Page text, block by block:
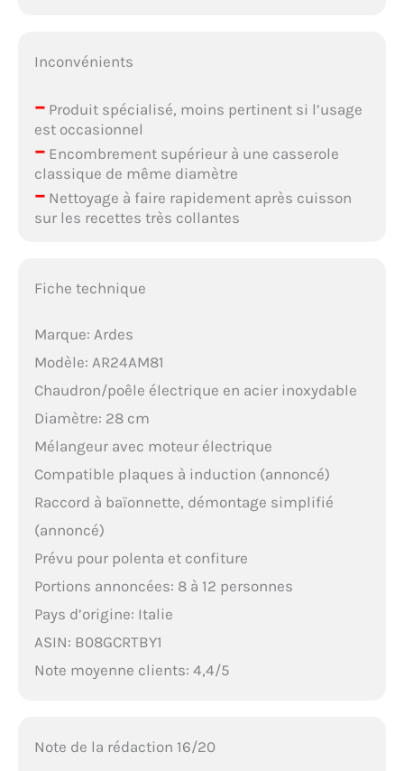
Inconvénients
–Produit spécialisé, moins pertinent si l’usage
est occasionnel
–Encombrement supérieur à une casserole
classique de même diamètre
–Nettoyage à faire rapidement après cuisson
sur les recettes très collantes
Fiche technique
Marque: Ardes
Modèle: AR24AM81
Chaudron/poêle électrique en acier inoxydable
Diamètre: 28 cm
Mélangeur avec moteur électrique
Compatible plaques à induction (annoncé)
Raccord à baïonnette, démontage simplifié
(annoncé)
Prévu pour polenta et confiture
Portions annoncées: 8 à 12 personnes
Pays d’origine: Italie
ASIN: B08GCRTBY1
Note moyenne clients: 4,4/5
Note de la rédaction 16/20